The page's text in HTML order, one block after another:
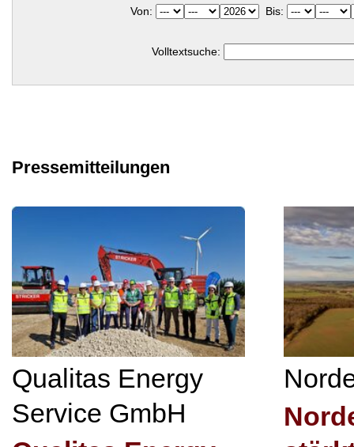
Von: Bis:
Volltextsuche:
Pressemitteilungen
Qualitas Energy
Service GmbH